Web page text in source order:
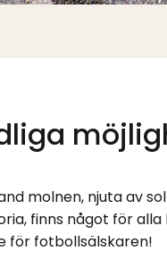
molnen, njuta av
finns något för
för fotbollsälskaren!